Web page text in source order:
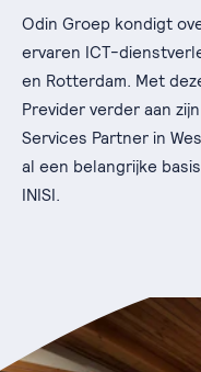
Odin Groep kondigt
ervaren ICT-
en Rotterdam. Met
Previder verder aan
Services Partner in
al een belangrijke
INISI.